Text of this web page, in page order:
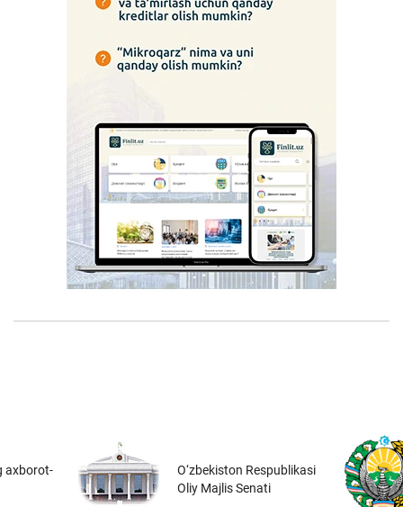
axborot-
O‘zbekiston Respublikasi
Oliy Majlis Senati